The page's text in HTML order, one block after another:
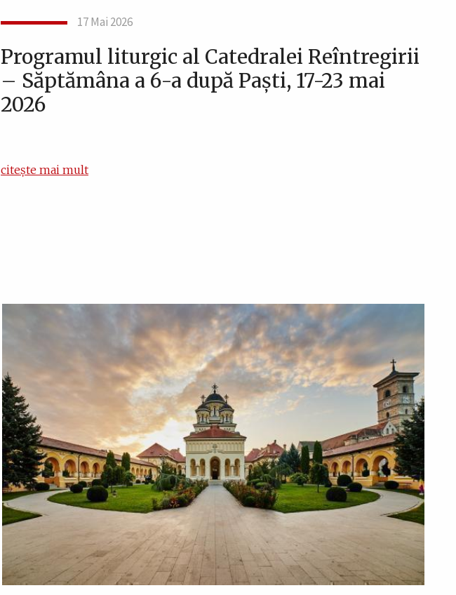
17 Mai 2026
Programul liturgic al Catedralei Reîntregirii
– Săptămâna a 6-a după Paști, 17-23 mai
2026
citește mai mult